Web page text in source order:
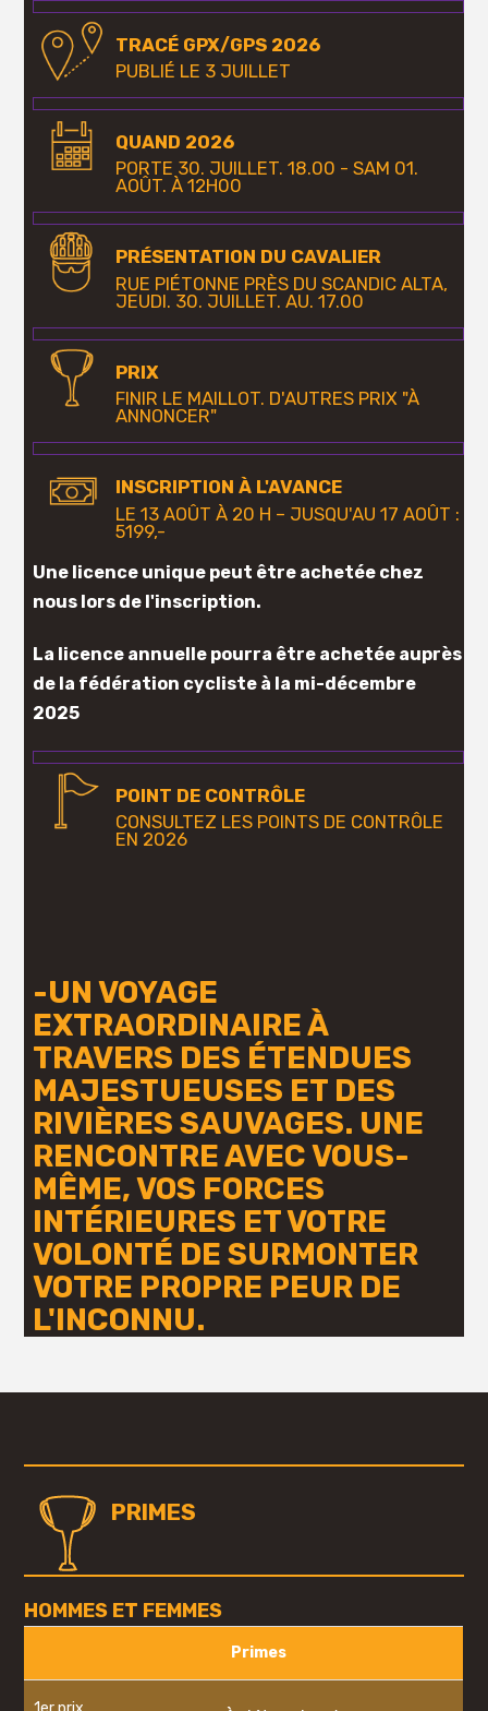
TRACÉ GPX/GPS 2026
PUBLIÉ LE 3 JUILLET
QUAND 2026
PORTE 30. JUILLET. 18.00 - SAM 01.
AOÛT. À 12H00
PRÉSENTATION DU CAVALIER
RUE PIÉTONNE PRÈS DU SCANDIC ALTA,
JEUDI. 30. JUILLET. AU. 17.00
PRIX
FINIR LE MAILLOT. D'AUTRES PRIX "À
ANNONCER"
INSCRIPTION À L'AVANCE
LE 13 AOÛT À 20 H – JUSQU'AU 17 AOÛT :
5199,-
Une licence unique peut être achetée chez
nous lors de l'inscription.
La licence annuelle pourra être achetée auprès
de la fédération cycliste à la mi-décembre
2025
POINT DE CONTRÔLE
CONSULTEZ LES POINTS DE CONTRÔLE
EN 2026
-UN VOYAGE
EXTRAORDINAIRE À
TRAVERS DES ÉTENDUES
MAJESTUEUSES ET DES
RIVIÈRES SAUVAGES. UNE
RENCONTRE AVEC VOUS-
MÊME, VOS FORCES
INTÉRIEURES ET VOTRE
VOLONTÉ DE SURMONTER
VOTRE PROPRE PEUR DE
L'INCONNU.
PRIMES
HOMMES ET FEMMES
Primes